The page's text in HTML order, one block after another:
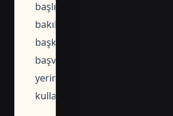
başlığına
bakılarak
başka
başvurunun
yerine
kullanılmamalıdır.